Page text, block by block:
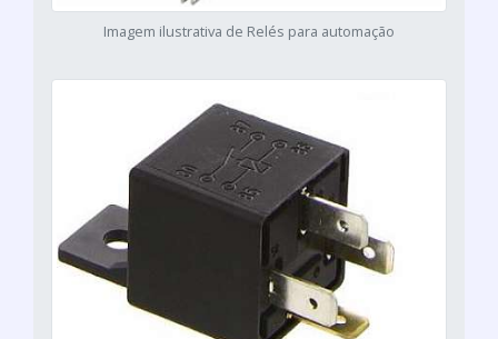
Imagem ilustrativa de Relés para automação